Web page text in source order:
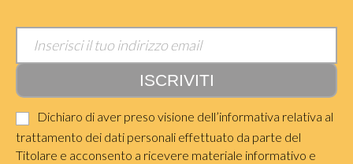
Dichiaro di aver preso visione dell’informativa relativa al
trattamento dei dati personali effettuato da parte del
Titolare e acconsento a ricevere materiale informativo e